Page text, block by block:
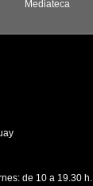
Mediateca
de 10 a 19.30 h.